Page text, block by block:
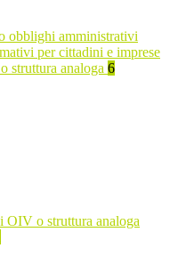
obblighi amministrativi
per cittadini e imprese
struttura analoga 6
OIV o struttura analoga